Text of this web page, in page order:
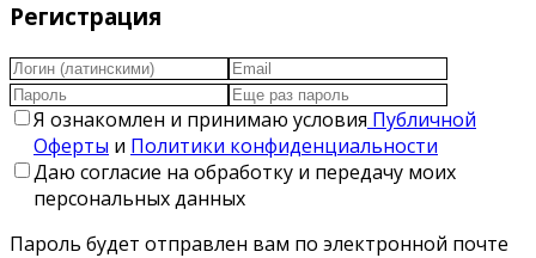
Регистрация
Я ознакомлен и принимаю условия Публичной
Оферты и Политики конфиденциальности
Даю согласие на обработку и передачу моих
персональных данных
Пароль будет отправлен вам по электронной почте